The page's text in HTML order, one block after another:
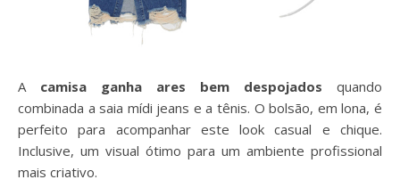
A camisa ganha ares bem despojados quando
combinada a saia mídi jeans e a tênis. O bolsão, em lona, é
perfeito para acompanhar este look casual e chique.
Inclusive, um visual ótimo para um ambiente profissional
mais criativo.